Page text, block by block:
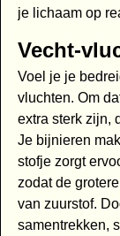
je lichaam op
Vecht-
Voel je je
vluchten. Om
extra sterk zijn,
Je bijnieren
stofje zorgt
zodat de
van zuurstof.
samentrekken,